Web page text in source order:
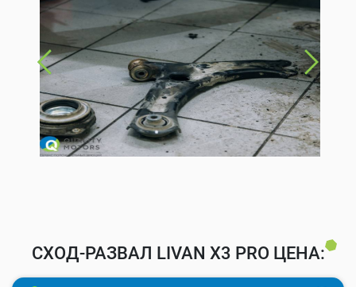
СХОД-РАЗВАЛ LIVAN X3 PRO ЦЕНА: